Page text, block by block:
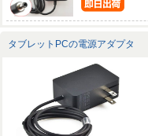
タブレットPCの電源アダプタ